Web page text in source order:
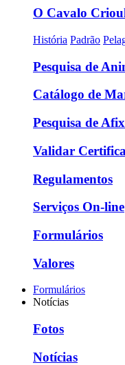
O Cavalo
História Padrão
Pesquisa de
Catálogo de
Pesquisa de
Validar
Regulamentos
Serviços On-line
Formulários
Valores
Formulários
Notícias
Fotos
Notícias